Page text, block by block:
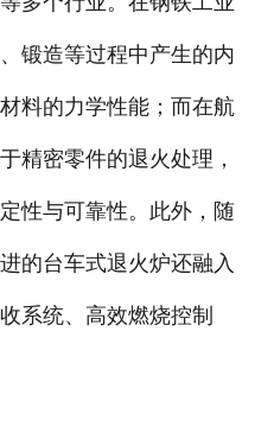
锻造等过程中产生的内
料的力学性能；而在航
精密零件的退火处理，
性与可靠性。此外，随
的台车式退火炉还融入
系统、高效燃烧控制